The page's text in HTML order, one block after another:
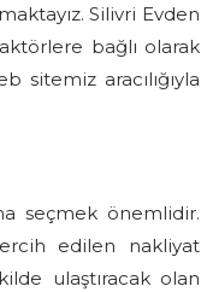
Silivri Evden
bağlı olarak
aracılığıyla
seçmek önemlidir.
edilen nakliyat
ulaştıracak olan